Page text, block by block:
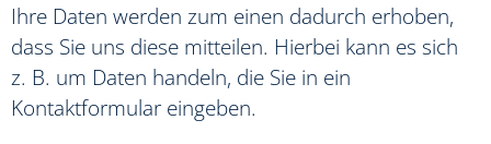
Ihre Daten werden zum einen dadurch erhoben,
dass Sie uns diese mitteilen. Hierbei kann es sich
z. B. um Daten handeln, die Sie in ein
Kontaktformular eingeben.